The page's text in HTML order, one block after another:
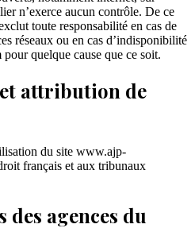
n’exerce aucun contrôle. De ce
toute responsabilité en cas de
réseaux ou en cas d’indisponibilité
quelque cause que ce soit.
attribution de
du site www.ajp-
français et aux tribunaux
agences du